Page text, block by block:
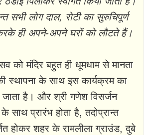
सभी लोग दाल, रोटी का सुरुचिपूर्ण
ही अपने-अपने घरों को लौटते हैं।
को मंदिर बहुत ही धूमधाम से मानता
स्थापना के साथ इस कार्यक्रम का
जाता है। और श्री गणेश विसर्जन
साथ प्रारंभ होता है, तदोप्रान्त
होकर शहर के रामलीला ग्राउंड, दुबे